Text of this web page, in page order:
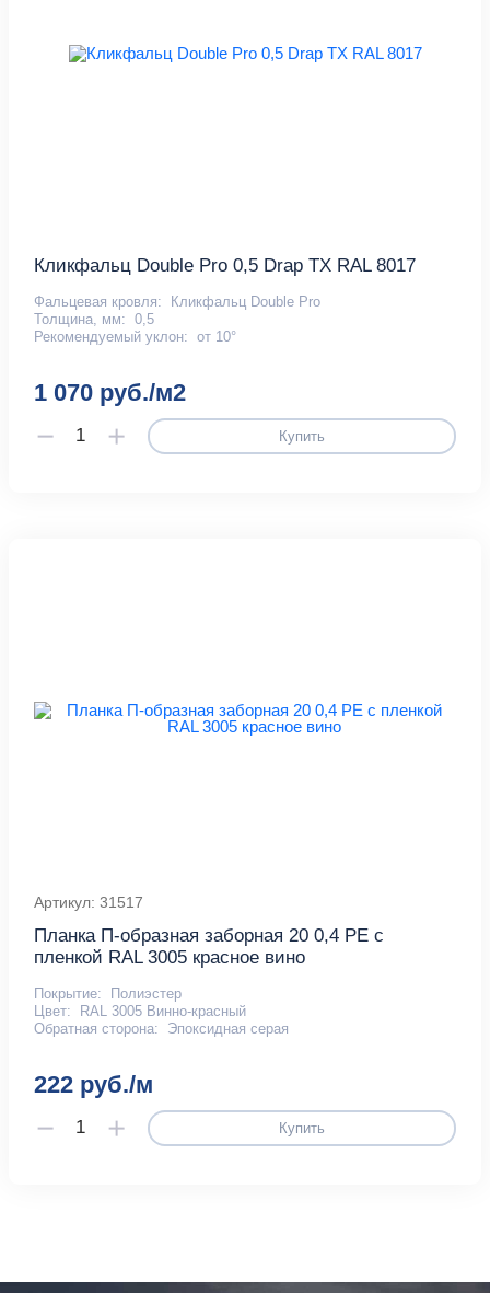
Кликфальц Double Pro 0,5 Drap TX RAL 8017
Фальцевая кровля:
Кликфальц Double Pro
Толщина, мм: 0,5
Рекомендуемый уклон: от 10°
1 070 руб./м2
Купить
Артикул: 31517
Планка П-образная заборная 20 0,4 PE с
пленкой RAL 3005 красное вино
Покрытие:
Полиэстер
Цвет:
RAL 3005 Винно-красный
Обратная сторона:
Эпоксидная серая
222 руб./м
Купить